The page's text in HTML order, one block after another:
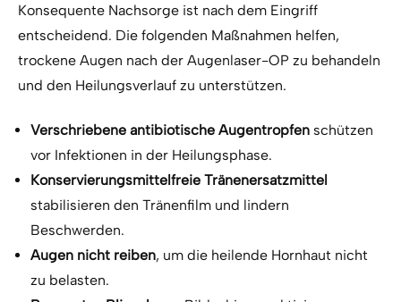
Konsequente Nachsorge ist nach dem Eingriff
entscheidend. Die folgenden Maßnahmen helfen,
trockene Augen nach der Augenlaser-OP zu behandeln
und den Heilungsverlauf zu unterstützen.
Verschriebene antibiotische Augentropfen schützen
vor Infektionen in der Heilungsphase.
Konservierungsmittelfreie Tränenersatzmittel
stabilisieren den Tränenfilm und lindern
Beschwerden.
Augen nicht reiben, um die heilende Hornhaut nicht
zu belasten.